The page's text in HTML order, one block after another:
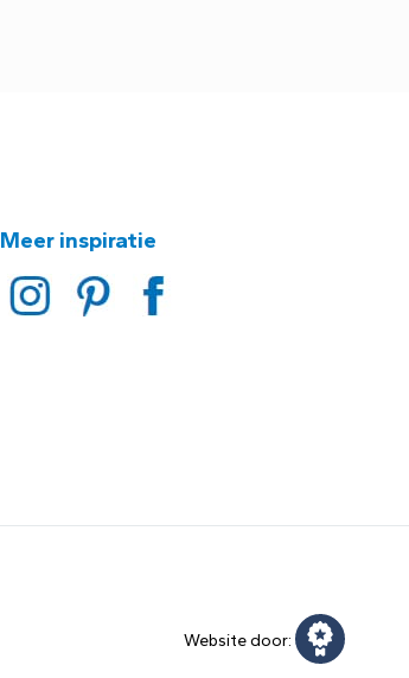
Meer inspiratie
Website door: